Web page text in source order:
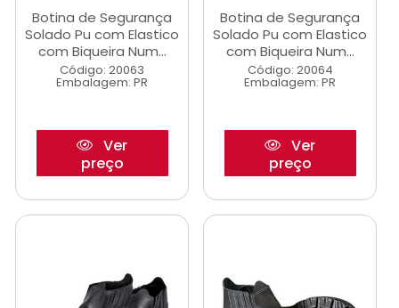
Botina de Segurança
Solado Pu com Elastico
com Biqueira Num...
Código: 20063
Embalagem: PR
Ver
preço
Botina de Segurança
Solado Pu com Elastico
com Biqueira Num...
Código: 20064
Embalagem: PR
Ver
preço